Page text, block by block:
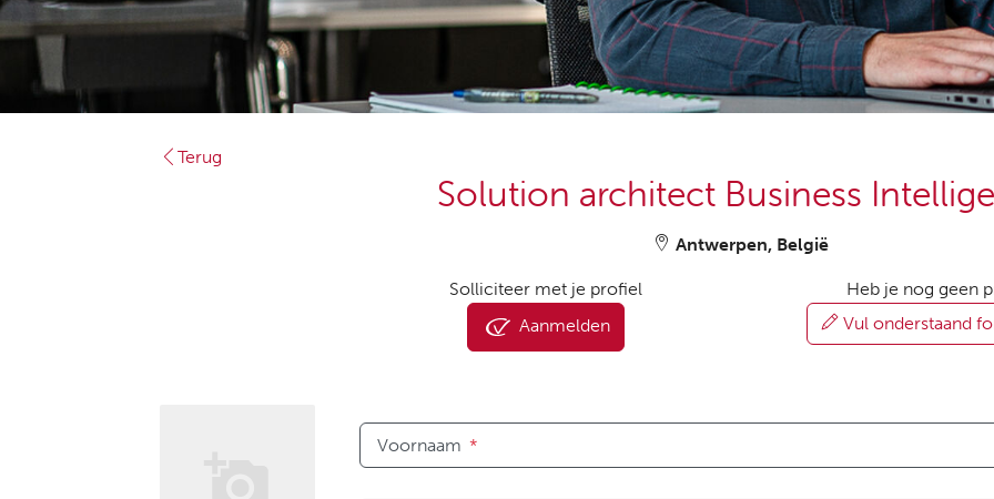
Terug
Solution architect Business
Antwerpen, België
Solliciteer met je profiel
Aanmelden
Heb je nog geen
Vul onderstaand
Voornaam *